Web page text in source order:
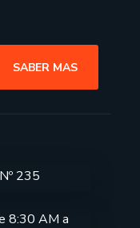
SABER MAS
235
8:30 AM a